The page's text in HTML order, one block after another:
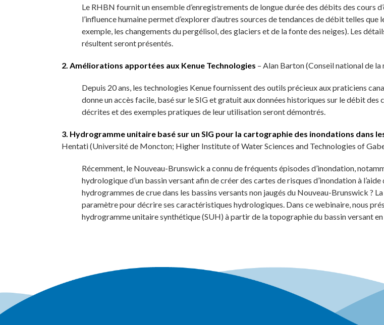
Le RHBN fournit un ensemble d’enregistrements de longue durée des débits des cours
l’influence humaine permet d’explorer d’autres sources de tendances de débit telles
exemple, les changements du pergélisol, des glaciers et de la fonte des neiges). Les
résultent seront présentés.
2. Améliorations apportées aux Kenue Technologies – Alan Barton (Conseil national de la
Depuis 20 ans, les technologies Kenue fournissent des outils précieux aux praticiens
donne un accès facile, basé sur le SIG et gratuit aux données historiques sur le débit
décrites et des exemples pratiques de leur utilisation seront démontrés.
3. Hydrogramme unitaire basé sur un SIG pour la cartographie des inondations dans
Hentati (Université de Moncton; Higher Institute of Water Sciences and Technologies of
Récemment, le Nouveau-Brunswick a connu de fréquents épisodes d’inondation,
hydrologique d’un bassin versant afin de créer des cartes de risques d’inondation à
hydrogrammes de crue dans les bassins versants non jaugés du Nouveau-Brunswick ?
paramètre pour décrire ses caractéristiques hydrologiques. Dans ce webinaire, nous
hydrogramme unitaire synthétique (SUH) à partir de la topographie du bassin versant